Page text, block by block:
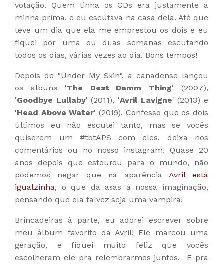
votação. Quem tinha os CDs era justamente a
minha prima, e eu escutava na casa dela. Até que
teve um dia que ela me emprestou os dois e eu
fiquei por uma ou duas semanas escutando
todos os dias, várias vezes ao dia. Bons tempos!
Depois de "Under My Skin", a canadense lançou
os álbuns 'The Best Damm Thing' (2007),
'Goodbye Lullaby' (2011), 'Avril Lavigne' (2013) e
'Head Above Water' (2019). Confesso que os dois
últimos eu não escutei tanto, mas se vocês
quiserem um #tbtAPS com eles, deixa nos
comentários ou no nosso instagram! Quase 20
anos depois que estourou para o mundo, não
podemos negar que na aparência Avril está
igualzinha, o que dá asas à nossa imaginação,
pensando que ela talvez seja uma vampira!
Brincadeiras à parte, eu adorei escrever sobre
meu álbum favorito da Avril! Ele marcou uma
geração, e fiquei muito feliz que vocês
escolheram ele pra relembrarmos juntos. E pra